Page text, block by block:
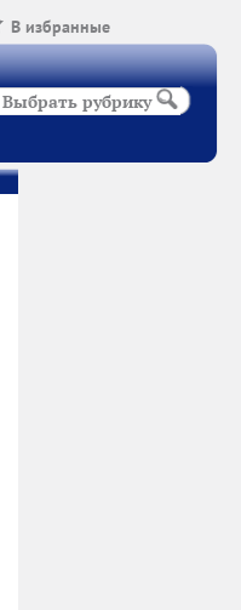
В избранные
Выбрать рубрику